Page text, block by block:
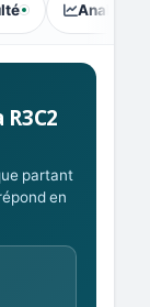
des parieurs :
Analyse
partant
en